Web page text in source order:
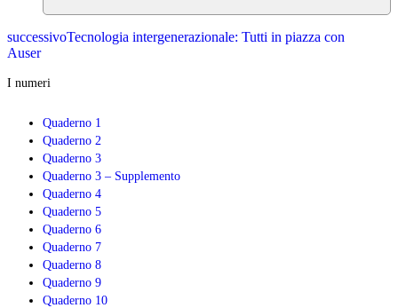
successivoTecnologia intergenerazionale: Tutti in piazza con
Auser
I numeri
Quaderno 1
Quaderno 2
Quaderno 3
Quaderno 3 – Supplemento
Quaderno 4
Quaderno 5
Quaderno 6
Quaderno 7
Quaderno 8
Quaderno 9
Quaderno 10